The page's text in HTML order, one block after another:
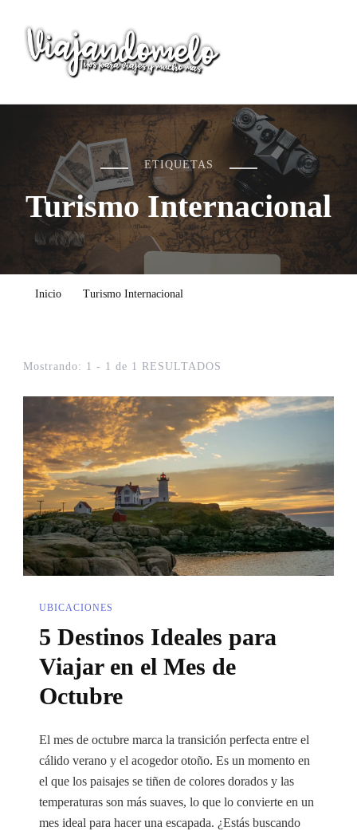
Viajandomelo
Todo lo que necesitas saber en tu próximo viaje
ETIQUETAS
Turismo Internacional
Inicio Turismo Internacional
Mostrando: 1 - 1 de 1 RESULTADOS
UBICACIONES
5 Destinos Ideales para
Viajar en el Mes de
Octubre
El mes de octubre marca la transición perfecta entre el
cálido verano y el acogedor otoño. Es un momento en
el que los paisajes se tiñen de colores dorados y las
temperaturas son más suaves, lo que lo convierte en un
mes ideal para hacer una escapada. ¿Estás buscando